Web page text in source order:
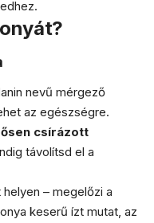
nevű mérgező
az egészségre.
csírázott
távolítsd el a
– megelőzi a
keserű ízt mutat, az